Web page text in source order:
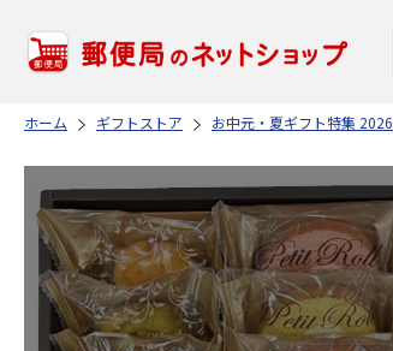
ホーム ギフトストア お中元・夏ギフト特集 2026